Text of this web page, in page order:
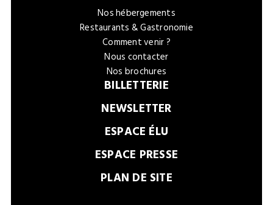
Nos hébergements
Restaurants & Gastronomie
Comment venir ?
Nous contacter
Nos brochures
BILLETTERIE
NEWSLETTER
ESPACE ÉLU
ESPACE PRESSE
PLAN DE SITE